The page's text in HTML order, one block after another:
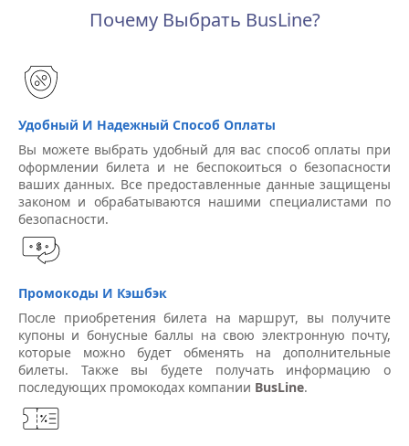
Почему Выбрать BusLine?
Удобный И Надежный Способ Оплаты
Вы можете выбрать удобный для вас способ оплаты при
оформлении билета и не беспокоиться о безопасности
ваших данных. Все предоставленные данные защищены
законом и обрабатываются нашими специалистами по
безопасности.
Промокоды И Кэшбэк
После приобретения билета на маршрут, вы получите
купоны и бонусные баллы на свою электронную почту,
которые можно будет обменять на дополнительные
билеты. Также вы будете получать информацию о
последующих промокодах компании BusLine.